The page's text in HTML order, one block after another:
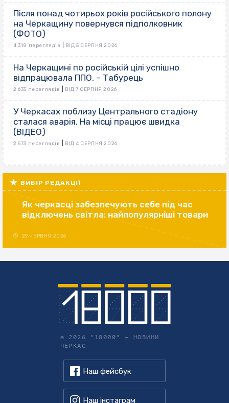
Після понад чотирьох років російського полону
на Черкащину повернувся підполковник
(ФОТО)
4 318 переглядів ВІД 5 СЕРПНЯ 2026
На Черкащині по російській цілі успішно
відпрацювала ППО, – Табурець
2 633 переглядів ВІД 7 СЕРПНЯ 2026
У Черкасах поблизу Центрального стадіону
сталася аварія. На місці працює швидка
(ВІДЕО)
2 573 переглядів ВІД 4 СЕРПНЯ 2026
ВИБІР РЕДАКЦІЇ
Як черкасці забезпечують себе під час
відключень світла: найпопулярніші товари
29 ЧЕРВНЯ 2026
© 2026 "18000" – НОВИНИ
ЧЕРКАС
Наш фейсбук
Наш інстаграм